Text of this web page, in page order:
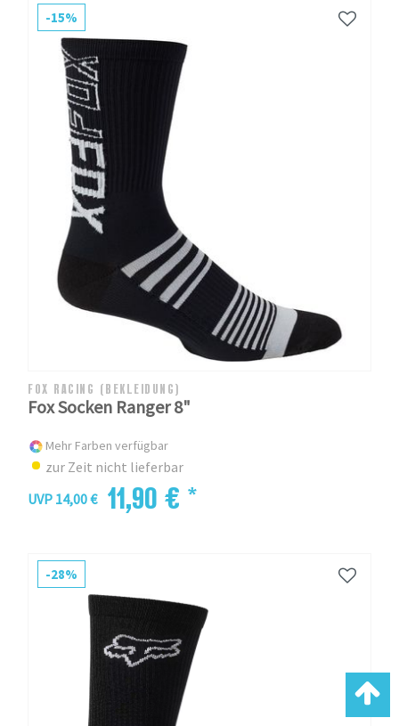
-15%
FOX RACING (BEKLEIDUNG)
Fox Socken Ranger 8"
Mehr Farben verfügbar
zur Zeit nicht lieferbar
UVP 14,00 € 11,90 € *
-28%